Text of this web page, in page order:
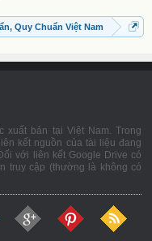
Quy Chuẩn Việt Nam
bản tại Việt Nam. Trong
kết nguồn của tài liệu đang
với liên kết Google Drive có
truy cập (thường là không có